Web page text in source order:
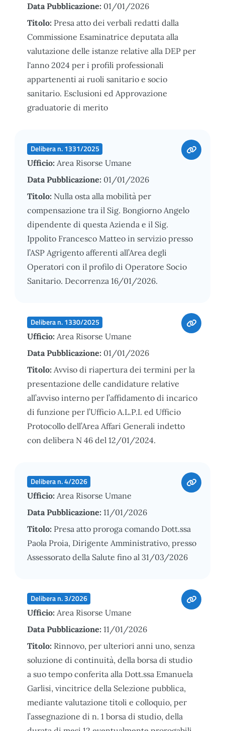
Data Pubblicazione: 01/01/2026
Titolo: Presa atto dei verbali redatti dalla
Commissione Esaminatrice deputata alla
valutazione delle istanze relative alla DEP per
l'anno 2024 per i profili professionali
appartenenti ai ruoli sanitario e socio
sanitario. Esclusioni ed Approvazione
graduatorie di merito
Delibera n. 1331/2025
Ufficio: Area Risorse Umane
Data Pubblicazione: 01/01/2026
Titolo: Nulla osta alla mobilità per
compensazione tra il Sig. Bongiorno Angelo
dipendente di questa Azienda e il Sig.
Ippolito Francesco Matteo in servizio presso
l’ASP Agrigento afferenti all’Area degli
Operatori con il profilo di Operatore Socio
Sanitario. Decorrenza 16/01/2026.
Delibera n. 1330/2025
Ufficio: Area Risorse Umane
Data Pubblicazione: 01/01/2026
Titolo: Avviso di riapertura dei termini per la
presentazione delle candidature relative
all’avviso interno per l’affidamento di incarico
di funzione per l’Ufficio A.L.P.I. ed Ufficio
Protocollo dell’Area Affari Generali indetto
con delibera N 46 del 12/01/2024.
Delibera n. 4/2026
Ufficio: Area Risorse Umane
Data Pubblicazione: 11/01/2026
Titolo: Presa atto proroga comando Dott.ssa
Paola Proia, Dirigente Amministrativo, presso
Assessorato della Salute fino al 31/03/2026
Delibera n. 3/2026
Ufficio: Area Risorse Umane
Data Pubblicazione: 11/01/2026
Titolo: Rinnovo, per ulteriori anni uno, senza
soluzione di continuità, della borsa di studio
a suo tempo conferita alla Dott.ssa Emanuela
Garlisi, vincitrice della Selezione pubblica,
mediante valutazione titoli e colloquio, per
l’assegnazione di n. 1 borsa di studio, della